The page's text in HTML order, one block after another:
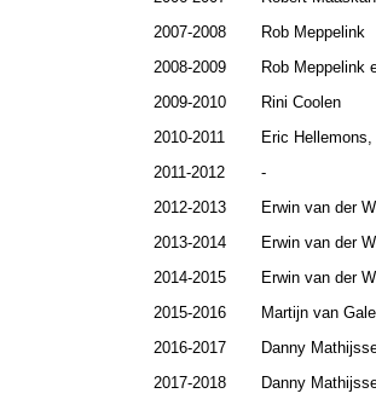
2007-2008
Rob Meppelink
2008-2009
Rob Meppelink
2009-2010
Rini Coolen
2010-2011
Eric
2011-2012
-
2012-2013
Erwin van der
2013-2014
Erwin van der
2014-2015
Erwin van der
2015-2016
Martijn van
2016-2017
Danny
2017-2018
Danny